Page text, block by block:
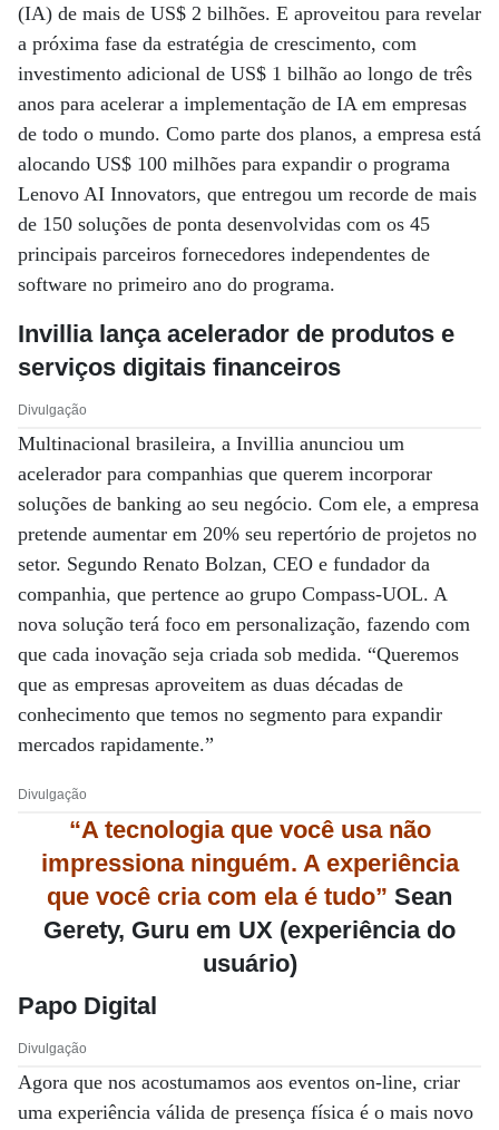
(IA) de mais de US$ 2 bilhões. E aproveitou para revelar
a próxima fase da estratégia de crescimento, com
investimento adicional de US$ 1 bilhão ao longo de três
anos para acelerar a implementação de IA em empresas
de todo o mundo. Como parte dos planos, a empresa está
alocando US$ 100 milhões para expandir o programa
Lenovo AI Innovators, que entregou um recorde de mais
de 150 soluções de ponta desenvolvidas com os 45
principais parceiros fornecedores independentes de
software no primeiro ano do programa.
Invillia lança acelerador de produtos e
serviços digitais financeiros
Divulgação
Multinacional brasileira, a Invillia anunciou um
acelerador para companhias que querem incorporar
soluções de banking ao seu negócio. Com ele, a empresa
pretende aumentar em 20% seu repertório de projetos no
setor. Segundo Renato Bolzan, CEO e fundador da
companhia, que pertence ao grupo Compass-UOL. A
nova solução terá foco em personalização, fazendo com
que cada inovação seja criada sob medida. “Queremos
que as empresas aproveitem as duas décadas de
conhecimento que temos no segmento para expandir
mercados rapidamente.”
Divulgação
“A tecnologia que você usa não
impressiona ninguém. A experiência
que você cria com ela é tudo” Sean
Gerety, Guru em UX (experiência do
usuário)
Papo Digital
Divulgação
Agora que nos acostumamos aos eventos on-line, criar
uma experiência válida de presença física é o mais novo